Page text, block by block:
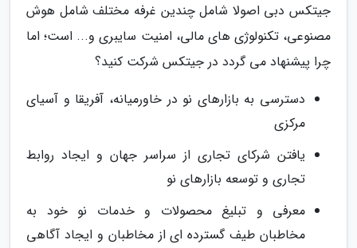
جیتکس دبی اصولا شامل چندین غرفه مختلف شامل هوش
مصنوعی، تکنولوژی های مالی، امنیت سایبری و... است؛ اما
چرا پیشنهاد می گردد در جیتکس شرکت کنید؟
دسترسی به بازارهای نو در خاورمیانه، آفریقا و آسیای
مرکزی
یافتن شرکای تجاری از سراسر جهان و ایجاد روابط
تجاری و توسعه بازارهای نو
معرفی و تبلیغ محصولات و خدمات نو خود به
مخاطبان طیف گسترده ای از مخاطبان و ایجاد آگاهی